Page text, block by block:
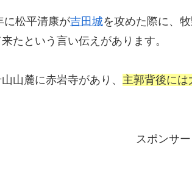
に松平清康が吉田城を攻めた際に、
たという言い伝えがあります。
山麓に赤岩寺があり、 主郭背後には
スポンサ